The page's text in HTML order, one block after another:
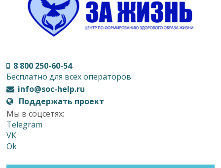
8 800 250-60-54
Бесплатно для всех операторов
info@soc-help.ru
Поддержать проект
Мы в соцсетях:
Telegram
VK
Ok